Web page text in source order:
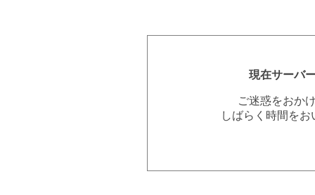
現在サーバ
ご迷惑をおか
しばらく時間を